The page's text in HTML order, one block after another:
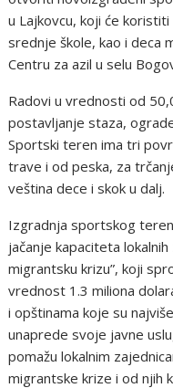
u Lajkovcu, koji će
srednje škole, kao i deca
Centru za azil u selu
Radovi u vrednosti od
postavljanje staza,
Sportski teren ima tri
trave i od peska, za
veština dece i skok u dalj.
Izgradnja sportskog
jačanje kapaciteta
migrantsku krizu”, koji
vrednost 1.3 miliona
i opštinama koje su
unaprede svoje javne
pomažu lokalnim
migrantske krize i od njih